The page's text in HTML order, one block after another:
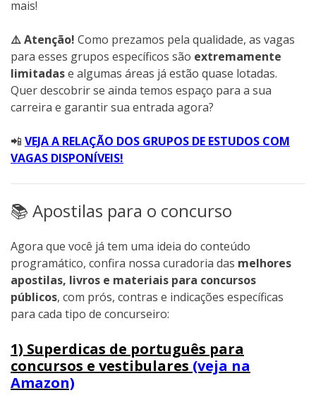
mais!
⚠️ Atenção! Como prezamos pela qualidade, as vagas
para esses grupos específicos são extremamente
limitadase algumas áreas já estão quase lotadas.
Quer descobrir se ainda temos espaço para a sua
carreira e garantir sua entrada agora?
📲 VEJA A RELAÇÃO DOS GRUPOS DE ESTUDOS COM
VAGAS DISPONÍVEIS!
📚 Apostilas para o concurso
Agora que você já tem uma ideia do conteúdo
programático, confira nossa curadoria das melhores
apostilas, livros e materiais para concursos
públicos, com prós, contras e indicações específicas
para cada tipo de concurseiro:
1) Superdicas de português para
concursos e vestibulares (veja na
Amazon)